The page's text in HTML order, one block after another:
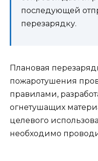
последующей
перезарядку.
Плановая
пожаротушения
правилами,
огнетушащих
целевого
необходимо